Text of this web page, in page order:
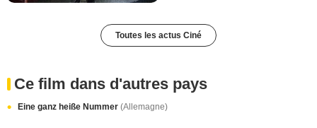
Toutes les actus Ciné
Ce film dans d'autres pays
Eine ganz heiße Nummer (Allemagne)